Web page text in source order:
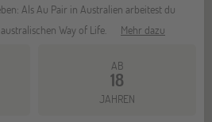
Als Au Pair in Australien arbeitest du
Way of Life.
Mehr dazu
AB
18
JAHREN